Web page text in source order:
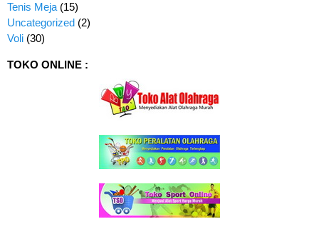
Tenis Meja (15)
Uncategorized (2)
Voli (30)
TOKO ONLINE :